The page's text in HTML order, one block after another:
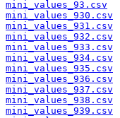
mini_values_93.csv
mini_values_930.csv
mini_values_931.csv
mini_values_932.csv
mini_values_933.csv
mini_values_934.csv
mini_values_935.csv
mini_values_936.csv
mini_values_937.csv
mini_values_938.csv
mini_values_939.csv